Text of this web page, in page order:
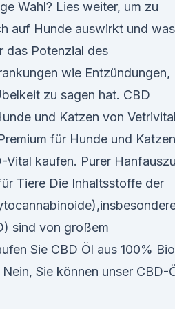
Wahl? Lies weiter, um zu
auf Hunde auswirkt und was
das Potenzial des
wie Entzündungen,
zu sagen hat. CBD
und Katzen von
für Hunde und Katzen
Vital kaufen. Purer
Tiere Die Inhaltsstoffe der
sind von großem
Sie CBD Öl aus 100%
Sie können unser CBD-